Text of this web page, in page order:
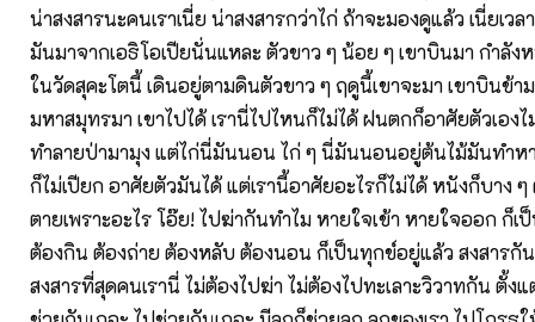
น่าสงสารนะคนเราเนี่ย น่าสงสารกว่าไก่ ถ้าจะมองดูแล้ว เนี่ยเว
มันมาจากเอธิโอเปียนั่นแหละ ตัวขาว ๆ น้อย ๆ เขาบินมา กำลัง
ในวัดสุคะโตนี้ เดินอยู่ตามดินตัวขาว ๆ ฤดูนี้เขาจะมา เขาบินข้า
มหาสมุทรมา เขาไปได้ เรานี่ไปไหนก็ไม่ได้ ฝนตกก็อาศัยตัวเอง
ทำลายป่ามามุง แต่ไก่นี่มันนอน ไก่ ๆ นี่มันนอนอยู่ต้นไม้มันทำห
ก็ไม่เปียก อาศัยตัวมันได้ แต่เรานี้อาศัยอะไรก็ไม่ได้ หนังก็บาง ๆ
ตายเพราะอะไร โอ๊ย! ไปฆ่ากันทำไม หายใจเข้า หายใจออก ก็
ต้องกิน ต้องถ่าย ต้องหลับ ต้องนอน ก็เป็นทุกข์อยู่แล้ว สงสารกั
สงสารที่สุดคนเรานี่ ไม่ต้องไปฆ่า ไม่ต้องไปทะเลาะวิวาทกัน ตั้งแ